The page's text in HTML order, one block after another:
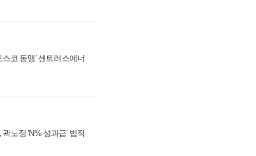
코 동맹' 센트러스에너
노정 'N% 성과급' 법적